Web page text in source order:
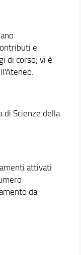
e
di corso; vi è
di Scienze della
attivati
da